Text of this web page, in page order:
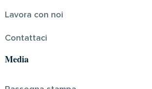
Lavora con noi
Contattaci
Media